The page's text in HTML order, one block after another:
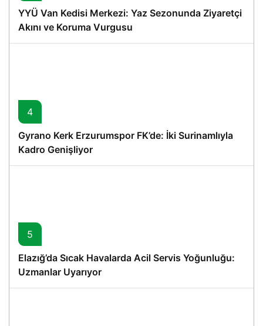
YYÜ Van Kedisi Merkezi: Yaz Sezonunda Ziyaretçi
Akını ve Koruma Vurgusu
4
Gyrano Kerk Erzurumspor FK’de: İki Surinamlıyla
Kadro Genişliyor
5
Elazığ’da Sıcak Havalarda Acil Servis Yoğunluğu:
Uzmanlar Uyarıyor